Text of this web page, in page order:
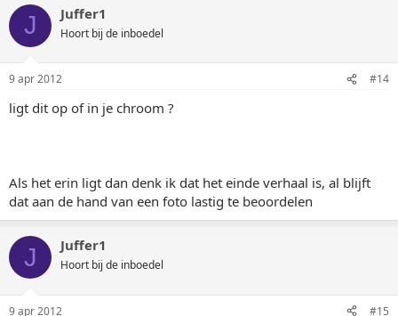
J Juffer1
Hoort bij de inboedel
9 apr 2012 #14
ligt dit op of in je chroom ?
Als het erin ligt dan denk ik dat het einde verhaal is, al blijft
dat aan de hand van een foto lastig te beoordelen
J Juffer1
Hoort bij de inboedel
9 apr 2012 #15